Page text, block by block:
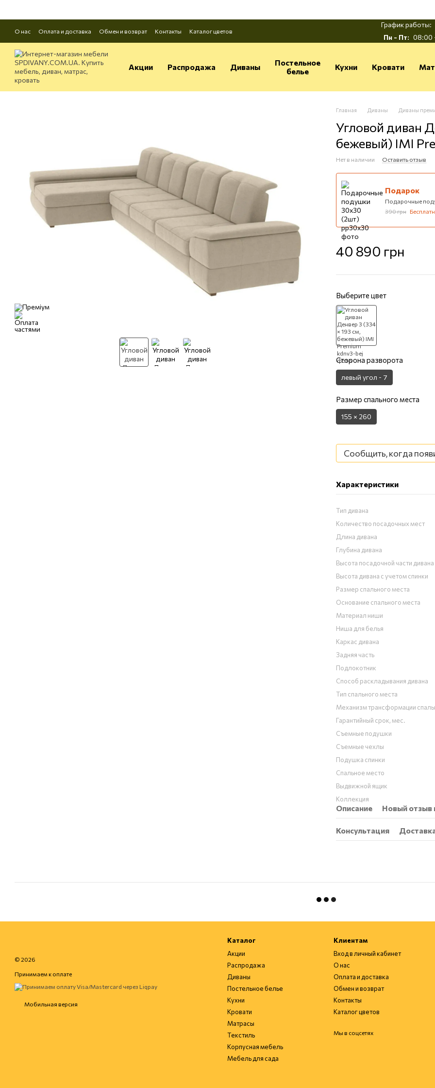
О нас Оплата и доставка Обмен и возврат Контакты Каталог цветов
График работы:
Пн - Пт: 08:00
Акции Распродажа Диваны
Постельное
белье
Кухни Кровати
Главная Диваны Диваны
Угловой диван
бежевый) IMI
Нет в наличии Оставить отзыв
Подарок
Подарочные
390 грн
40 890 грн
Выберите цвет
Сторона разворота
левый угол - 7
Размер спального места
155 × 260
Сообщить, когда
Характеристики
Тип дивана
Количество посадочных мест
Длина дивана
Глубина дивана
Высота посадочной части дивана
Высота дивана с учетом спинки
Размер спального места
Основание спального места
Материал ниши
Ниша для белья
Каркас дивана
Задняя часть
Подлокотник
Способ раскладывания дивана
Тип спального места
Механизм трансформации
Гарантийный срок, мес.
Съемные подушки
Съемные чехлы
Подушка спинки
Спальное место
Выдвижной ящик
Коллекция
Описание Новый отзыв
Консультация
© 2026
Принимаем к оплате
Мобильная версия
Каталог
Акции
Распродажа
Диваны
Постельное белье
Кухни
Кровати
Матрасы
Текстиль
Корпусная мебель
Мебель для сада
Клиентам
Вход в личный кабинет
О нас
Оплата и доставка
Обмен и возврат
Контакты
Каталог цветов
Мы в соцсетях